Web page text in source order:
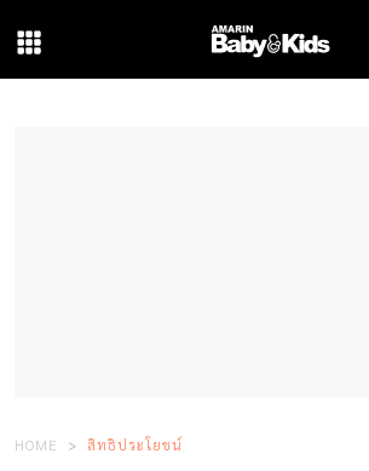
HOME สิทธิประโยชน์